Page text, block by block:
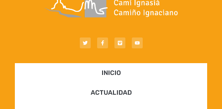
INICIO
ACTUALIDAD